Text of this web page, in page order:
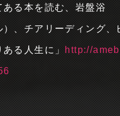
る本を読む、岩盤浴
、チアリーディング、
る人生に」 http://